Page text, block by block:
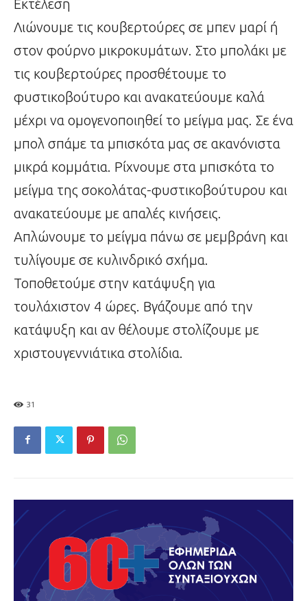
Εκτέλεση
Λιώνουμε τις κουβερτούρες σε μπεν μαρί ή
στον φούρνο μικροκυμάτων. Στο μπολάκι με
τις κουβερτούρες προσθέτουμε το
φυστικοβούτυρο και ανακατεύουμε καλά
μέχρι να ομογενοποιηθεί το μείγμα μας. Σε ένα
μπολ σπάμε τα μπισκότα μας σε ακανόνιστα
μικρά κομμάτια. Ρίχνουμε στα μπισκότα το
μείγμα της σοκολάτας-φυστικοβούτυρου και
ανακατεύουμε με απαλές κινήσεις.
Απλώνουμε το μείγμα πάνω σε μεμβράνη και
τυλίγουμε σε κυλινδρικό σχήμα.
Τοποθετούμε στην κατάψυξη για
τουλάχιστον 4 ώρες. Βγάζουμε από την
κατάψυξη και αν θέλουμε στολίζουμε με
χριστουγεννιάτικα στολίδια.
31